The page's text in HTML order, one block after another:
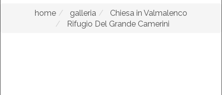
home galleria
Chiesa in Valmalenco
Rifugio Del Grande Camerini